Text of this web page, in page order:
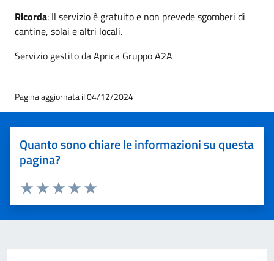
Ricorda: Il servizio è gratuito e non prevede sgomberi di
cantine, solai e altri locali.
Servizio gestito da Aprica Gruppo A2A
Pagina aggiornata il 04/12/2024
Quanto sono chiare le informazioni su questa
pagina?
Valuta 5 stelle su 5
Valuta 4 stelle su 5
Valuta 3 stelle su 5
Valuta 2 stelle su 5
Valuta 1 stelle su 5